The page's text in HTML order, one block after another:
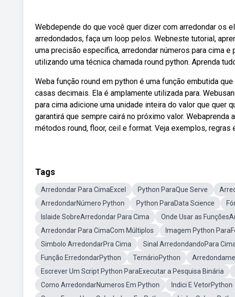
Webdepende do que você quer dizer com arredondar os
arredondados, faça um loop pelos. Webneste tutorial,
uma precisão específica, arredondar números para cima
utilizando uma técnica chamada round python. Aprenda
Weba função round em python é uma função embutida
casas decimais. Ela é amplamente utilizada para.
para cima adicione uma unidade inteira do valor que quer
garantirá que sempre cairá no próximo valor.
métodos round, floor, ceil e format. Veja exemplos, regras
Tags
Arredondar Para CimaExcel Python ParaQue Serve
ArredondarNúmero Python
Python ParaData Science
Islaide SobreArredondar Para Cima
Onde Usar as
Arredondar Para CimaCom Múltiplos
Imagem Python
Simbolo ArredondarPra Cima
Sinal ArredondandoPara
Função ErredondarPython
TernárioPython
Escrever Um Script Python ParaExecutar a Pesquisa Binária
Como ArredondarNumeros Em Python
Indici E VetorPython